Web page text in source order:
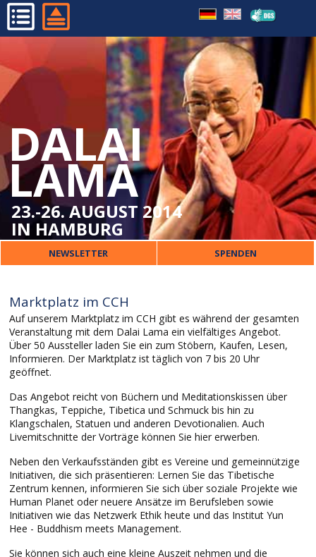
DALAI
LAMA
23.-26. AUGUST 2014
IN HAMBURG
PROGRAMM
RAHMENPROGRAMM
MARKTPLATZ
ORGANISATORISCHES
VERANSTALTER
PRESSE
KONTAKT
NEWSLETTER SPENDEN
Marktplatz im CCH
Auf unserem Marktplatz im CCH gibt es während der gesamten
Veranstaltung mit dem Dalai Lama ein vielfältiges Angebot.
Über 50 Aussteller laden Sie ein zum Stöbern, Kaufen, Lesen,
Informieren. Der Marktplatz ist täglich von 7 bis 20 Uhr
geöffnet.
Das Angebot reicht von Büchern und Meditationskissen über
Thangkas, Teppiche, Tibetica und Schmuck bis hin zu
Klangschalen, Statuen und anderen Devotionalien. Auch
Livemitschnitte der Vorträge können Sie hier erwerben.
Neben den Verkaufsständen gibt es Vereine und gemeinnützige
Initiativen, die sich präsentieren: Lernen Sie das Tibetische
Zentrum kennen, informieren Sie sich über soziale Projekte wie
Human Planet oder neuere Ansätze im Berufsleben sowie
Initiativen wie das Netzwerk Ethik heute und das Institut Yun
Hee - Buddhism meets Management.
Sie können sich auch eine kleine Auszeit nehmen und die